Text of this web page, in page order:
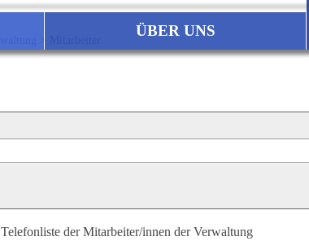
ÜBER UNS
Telefonliste der Mitarbeiter/innen der Verwaltung